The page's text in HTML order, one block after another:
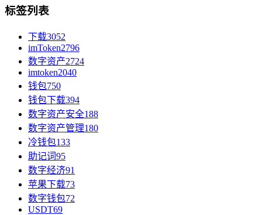
标签列表
下载3052
imToken2796
数字资产2724
imtoken2040
钱包750
钱包下载394
数字资产安全188
数字资产管理180
冷钱包133
助记词95
数字经济91
苹果下载73
数字钱包72
USDT69